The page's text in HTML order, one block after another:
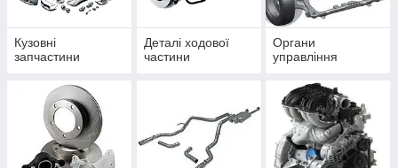
Кузовні
запчастини
Деталі ходової
частини
Органи
управління